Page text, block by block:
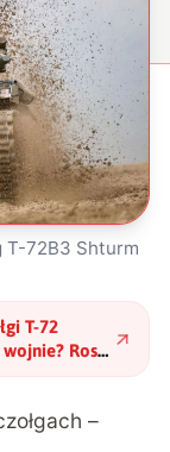
T-72B3 Shturm
T-72
Rosja
–